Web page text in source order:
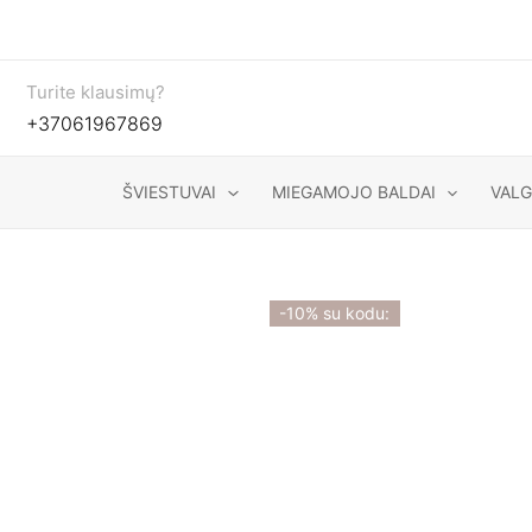
Turite klausimų?
+37061967869
ŠVIESTUVAI MIEGAMOJO BALDAI
-10% su kodu: